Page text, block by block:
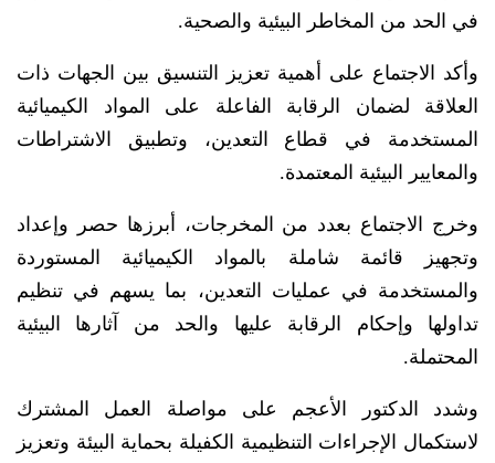
في الحد من المخاطر البيئية والصحية.
وأكد الاجتماع على أهمية تعزيز التنسيق بين الجهات ذات
العلاقة لضمان الرقابة الفاعلة على المواد الكيميائية
المستخدمة في قطاع التعدين، وتطبيق الاشتراطات
والمعايير البيئية المعتمدة.
وخرج الاجتماع بعدد من المخرجات، أبرزها حصر وإعداد
وتجهيز قائمة شاملة بالمواد الكيميائية المستوردة
والمستخدمة في عمليات التعدين، بما يسهم في تنظيم
تداولها وإحكام الرقابة عليها والحد من آثارها البيئية
المحتملة.
وشدد الدكتور الأعجم على مواصلة العمل المشترك
لاستكمال الإجراءات التنظيمية الكفيلة بحماية البيئة وتعزيز